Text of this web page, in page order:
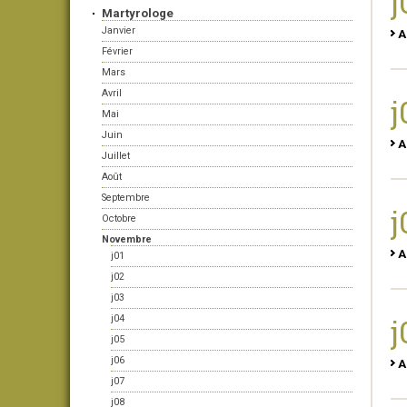
Martyrologe
Janvier
Février
Mars
Avril
Mai
Juin
Juillet
Août
Septembre
Octobre
Novembre
j01
j02
j03
j04
j05
j06
j07
j08